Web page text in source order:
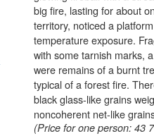
big fire, lasting for about
territory, noticed a
temperature exposure.
with some tarnish marks,
were remains of a burnt
typical of a forest fire.
black glass-like grains
noncoherent net-like
(Price for one person: 43